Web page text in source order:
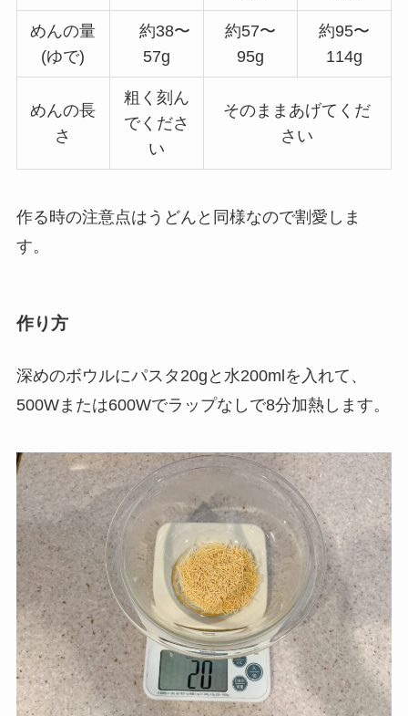
めんの量
(ゆで)
約38〜
57g
約57〜
95g
約95〜
114g
めんの長
さ
粗く刻ん
でくださ
い
そのままあげてくだ
さい
作る時の注意点はうどんと同様なので割愛しま
す。
作り方
深めのボウルにパスタ20gと水200mlを入れて、
500Wまたは600Wでラップなしで8分加熱します。